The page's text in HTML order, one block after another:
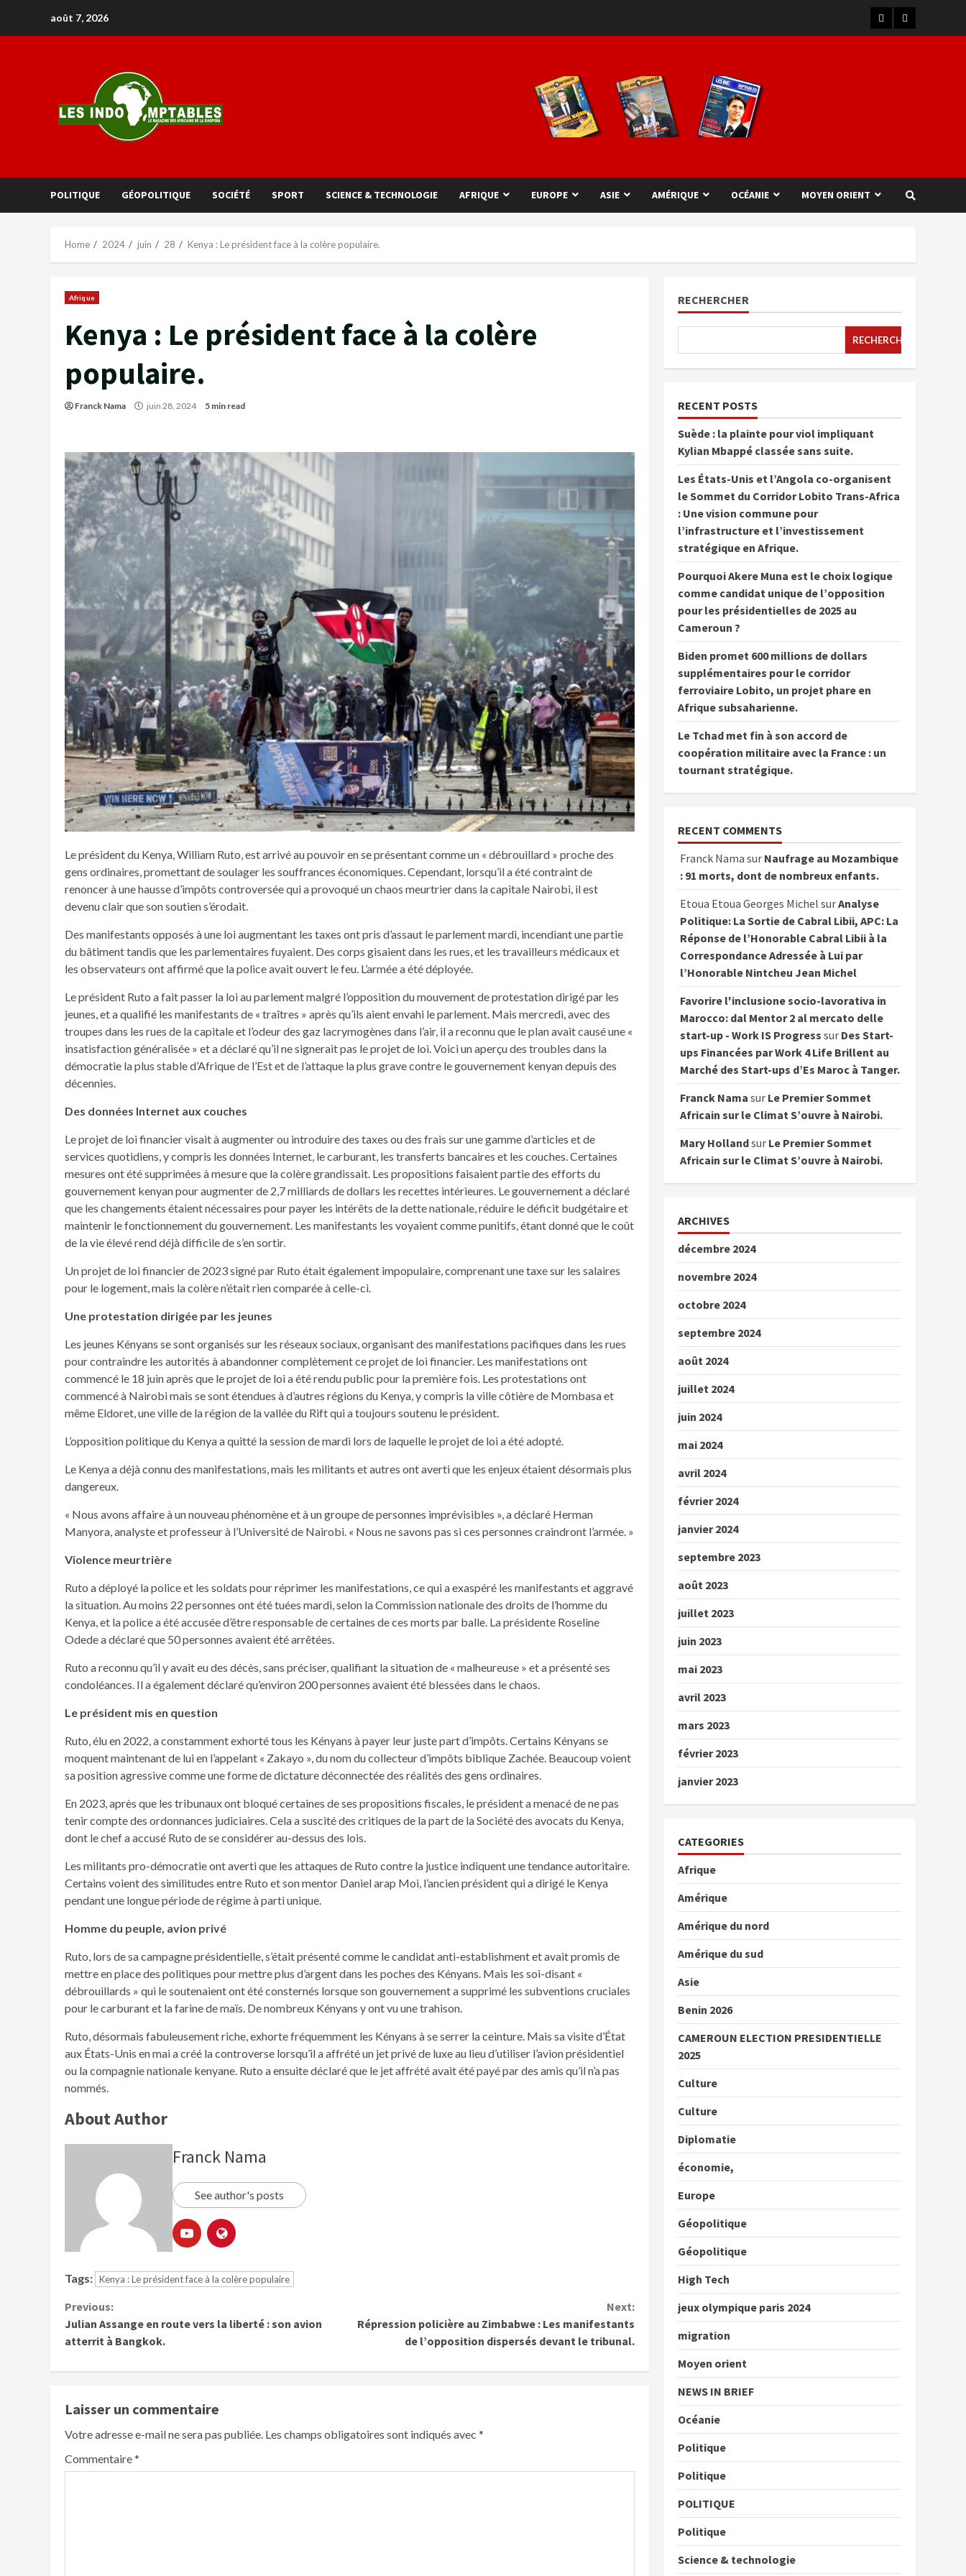
août 7, 2026
POLITIQUE GÉOPOLITIQUE SOCIÉTÉ SPORT SCIENCE & TECHNOLOGIE AFRIQUE EUROPE ASIE AMÉRIQUE OCÉANIE MOYEN ORIENT
Home 2024 juin 28 Kenya : Le président face à la colère populaire.
Afrique
Kenya : Le président face à la colère
populaire.
Franck Nama juin 28, 2024 5 min read
Le président du Kenya, William Ruto, est arrivé au pouvoir en se présentant comme un « débrouillard » proche des
gens ordinaires, promettant de soulager les souffrances économiques. Cependant, lorsqu’il a été contraint de
renoncer à une hausse d’impôts controversée qui a provoqué un chaos meurtrier dans la capitale Nairobi, il est
devenu clair que son soutien s’érodait.
Des manifestants opposés à une loi augmentant les taxes ont pris d’assaut le parlement mardi, incendiant une partie
du bâtiment tandis que les parlementaires fuyaient. Des corps gisaient dans les rues, et les travailleurs médicaux et
les observateurs ont affirmé que la police avait ouvert le feu. L’armée a été déployée.
Le président Ruto a fait passer la loi au parlement malgré l’opposition du mouvement de protestation dirigé par les
jeunes, et a qualifié les manifestants de « traîtres » après qu’ils aient envahi le parlement. Mais mercredi, avec des
troupes dans les rues de la capitale et l’odeur des gaz lacrymogènes dans l’air, il a reconnu que le plan avait causé une «
insatisfaction généralisée » et a déclaré qu’il ne signerait pas le projet de loi. Voici un aperçu des troubles dans la
démocratie la plus stable d’Afrique de l’Est et de l’attaque la plus grave contre le gouvernement kenyan depuis des
décennies.
Des données Internet aux couches
Le projet de loi financier visait à augmenter ou introduire des taxes ou des frais sur une gamme d’articles et de
services quotidiens, y compris les données Internet, le carburant, les transferts bancaires et les couches. Certaines
mesures ont été supprimées à mesure que la colère grandissait. Les propositions faisaient partie des efforts du
gouvernement kenyan pour augmenter de 2,7 milliards de dollars les recettes intérieures. Le gouvernement a déclaré
que les changements étaient nécessaires pour payer les intérêts de la dette nationale, réduire le déficit budgétaire et
maintenir le fonctionnement du gouvernement. Les manifestants les voyaient comme punitifs, étant donné que le coût
de la vie élevé rend déjà difficile de s’en sortir.
Un projet de loi financier de 2023 signé par Ruto était également impopulaire, comprenant une taxe sur les salaires
pour le logement, mais la colère n’était rien comparée à celle-ci.
Une protestation dirigée par les jeunes
Les jeunes Kényans se sont organisés sur les réseaux sociaux, organisant des manifestations pacifiques dans les rues
pour contraindre les autorités à abandonner complètement ce projet de loi financier. Les manifestations ont
commencé le 18 juin après que le projet de loi a été rendu public pour la première fois. Les protestations ont
commencé à Nairobi mais se sont étendues à d’autres régions du Kenya, y compris la ville côtière de Mombasa et
même Eldoret, une ville de la région de la vallée du Rift qui a toujours soutenu le président.
L’opposition politique du Kenya a quitté la session de mardi lors de laquelle le projet de loi a été adopté.
Le Kenya a déjà connu des manifestations, mais les militants et autres ont averti que les enjeux étaient désormais plus
dangereux.
« Nous avons affaire à un nouveau phénomène et à un groupe de personnes imprévisibles », a déclaré Herman
Manyora, analyste et professeur à l’Université de Nairobi. « Nous ne savons pas si ces personnes craindront l’armée. »
Violence meurtrière
Ruto a déployé la police et les soldats pour réprimer les manifestations, ce qui a exaspéré les manifestants et aggravé
la situation. Au moins 22 personnes ont été tuées mardi, selon la Commission nationale des droits de l’homme du
Kenya, et la police a été accusée d’être responsable de certaines de ces morts par balle. La présidente Roseline
Odede a déclaré que 50 personnes avaient été arrêtées.
Ruto a reconnu qu’il y avait eu des décès, sans préciser, qualifiant la situation de « malheureuse » et a présenté ses
condoléances. Il a également déclaré qu’environ 200 personnes avaient été blessées dans le chaos.
Le président mis en question
Ruto, élu en 2022, a constamment exhorté tous les Kényans à payer leur juste part d’impôts. Certains Kényans se
moquent maintenant de lui en l’appelant « Zakayo », du nom du collecteur d’impôts biblique Zachée. Beaucoup voient
sa position agressive comme une forme de dictature déconnectée des réalités des gens ordinaires.
En 2023, après que les tribunaux ont bloqué certaines de ses propositions fiscales, le président a menacé de ne pas
tenir compte des ordonnances judiciaires. Cela a suscité des critiques de la part de la Société des avocats du Kenya,
dont le chef a accusé Ruto de se considérer au-dessus des lois.
Les militants pro-démocratie ont averti que les attaques de Ruto contre la justice indiquent une tendance autoritaire.
Certains voient des similitudes entre Ruto et son mentor Daniel arap Moi, l’ancien président qui a dirigé le Kenya
pendant une longue période de régime à parti unique.
Homme du peuple, avion privé
Ruto, lors de sa campagne présidentielle, s’était présenté comme le candidat anti-establishment et avait promis de
mettre en place des politiques pour mettre plus d’argent dans les poches des Kényans. Mais les soi-disant «
débrouillards » qui le soutenaient ont été consternés lorsque son gouvernement a supprimé les subventions cruciales
pour le carburant et la farine de maïs. De nombreux Kényans y ont vu une trahison.
Ruto, désormais fabuleusement riche, exhorte fréquemment les Kényans à se serrer la ceinture. Mais sa visite d’État
aux États-Unis en mai a créé la controverse lorsqu’il a affrété un jet privé de luxe au lieu d’utiliser l’avion présidentiel
ou la compagnie nationale kenyane. Ruto a ensuite déclaré que le jet affrété avait été payé par des amis qu’il n’a pas
nommés.
About Author
Franck Nama
See author's posts
Tags: Kenya : Le président face à la colère populaire
Previous:
Julian Assange en route vers la liberté : son avion
atterrit à Bangkok.
Next:
Répression policière au Zimbabwe : Les manifestants
de l’opposition dispersés devant le tribunal.
Laisser un commentaire
Votre adresse e-mail ne sera pas publiée. Les champs obligatoires sont indiqués avec *
Commentaire*
RECHERCHER
RECHERCHER
RECENT POSTS
Suède : la plainte pour viol impliquant
Kylian Mbappé classée sans suite.
Les États-Unis et l’Angola co-organisent
le Sommet du Corridor Lobito Trans-Africa
: Une vision commune pour
l’infrastructure et l’investissement
stratégique en Afrique.
Pourquoi Akere Muna est le choix logique
comme candidat unique de l’opposition
pour les présidentielles de 2025 au
Cameroun ?
Biden promet 600 millions de dollars
supplémentaires pour le corridor
ferroviaire Lobito, un projet phare en
Afrique subsaharienne.
Le Tchad met fin à son accord de
coopération militaire avec la France : un
tournant stratégique.
RECENT COMMENTS
Franck Nama sur Naufrage au Mozambique
: 91 morts, dont de nombreux enfants.
Etoua Etoua Georges Michel surAnalyse
Politique: La Sortie de Cabral Libii, APC: La
Réponse de l’Honorable Cabral Libii à la
Correspondance Adressée à Lui par
l’Honorable Nintcheu Jean Michel
Favorire l'inclusione socio-lavorativa in
Marocco: dal Mentor 2 al mercato delle
start-up - Work IS Progress sur Des Start-
ups Financées par Work 4 Life Brillent au
Marché des Start-ups d’Es Maroc à Tanger.
Franck Nama sur Le Premier Sommet
Africain sur le Climat S’ouvre à Nairobi.
Mary Hollandsur Le Premier Sommet
Africain sur le Climat S’ouvre à Nairobi.
ARCHIVES
décembre 2024
novembre 2024
octobre 2024
septembre 2024
août 2024
juillet 2024
juin 2024
mai 2024
avril 2024
février 2024
janvier 2024
septembre 2023
août 2023
juillet 2023
juin 2023
mai 2023
avril 2023
mars 2023
février 2023
janvier 2023
CATEGORIES
Afrique
Amérique
Amérique du nord
Amérique du sud
Asie
Benin 2026
CAMEROUN ELECTION PRESIDENTIELLE
2025
Culture
Culture
Diplomatie
économie,
Europe
Géopolitique
Géopolitique
High Tech
jeux olympique paris 2024
migration
Moyen orient
NEWS IN BRIEF
Océanie
Politique
Politique
POLITIQUE
Politique
Science & technologie